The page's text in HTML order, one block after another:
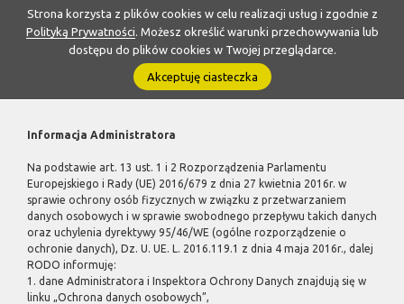
Strona korzysta z plików cookies w celu realizacji usług i zgodnie z
Polityką Prywatności. Możesz określić warunki przechowywania lub
dostępu do plików cookies w Twojej przeglądarce.
Akceptuję ciasteczka
Informacja Administratora
Na podstawie art. 13 ust. 1 i 2 Rozporządzenia Parlamentu
Europejskiego i Rady (UE) 2016/679 z dnia 27 kwietnia 2016r. w
sprawie ochrony osób fizycznych w związku z przetwarzaniem
danych osobowych i w sprawie swobodnego przepływu takich danych
oraz uchylenia dyrektywy 95/46/WE (ogólne rozporządzenie o
ochronie danych), Dz. U. UE. L. 2016.119.1 z dnia 4 maja 2016r., dalej
RODO informuję:
1. dane Administratora i Inspektora Ochrony Danych znajdują się w
linku „Ochrona danych osobowych”,